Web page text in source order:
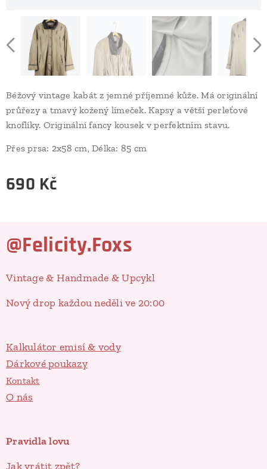
Béžový vintage kabát z jemné příjemné kůže. Má originální
průřezy a tmavý kožený límeček. Kapsy a větší perleťové
knoflíky. Originální fancy kousek v perfektním stavu.
Přes prsa: 2x58 cm, Délka: 85 cm
690 Kč
@Felicity.Foxs
Vintage & Handmade & Upcykl
Nový drop každou neděli ve 20:00
Kalkulátor emisí & vody
Dárkové poukazy
Kontakt
O nás
Pravidla lovu
Jak vrátit zpět?